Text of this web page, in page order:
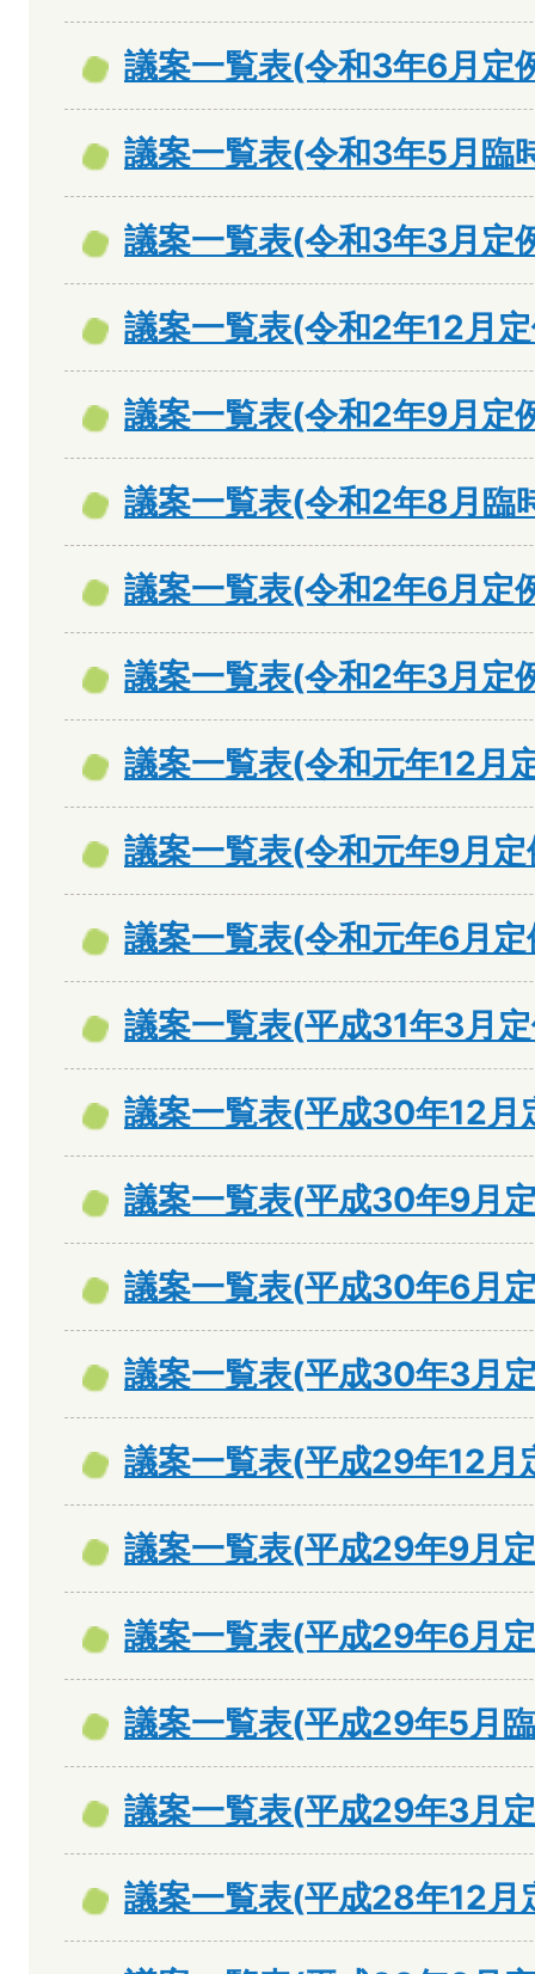
議案一覧表(令和3年6月定
議案一覧表(令和3年5月臨
議案一覧表(令和3年3月定
議案一覧表(令和2年12月
議案一覧表(令和2年9月定
議案一覧表(令和2年8月臨
議案一覧表(令和2年6月定
議案一覧表(令和2年3月定
議案一覧表(令和元年12月
議案一覧表(令和元年9月
議案一覧表(令和元年6月
議案一覧表(平成31年3月
議案一覧表(平成30年12月
議案一覧表(平成30年9月
議案一覧表(平成30年6月
議案一覧表(平成30年3月
議案一覧表(平成29年12月
議案一覧表(平成29年9月
議案一覧表(平成29年6月
議案一覧表(平成29年5月
議案一覧表(平成29年3月
議案一覧表(平成28年12月